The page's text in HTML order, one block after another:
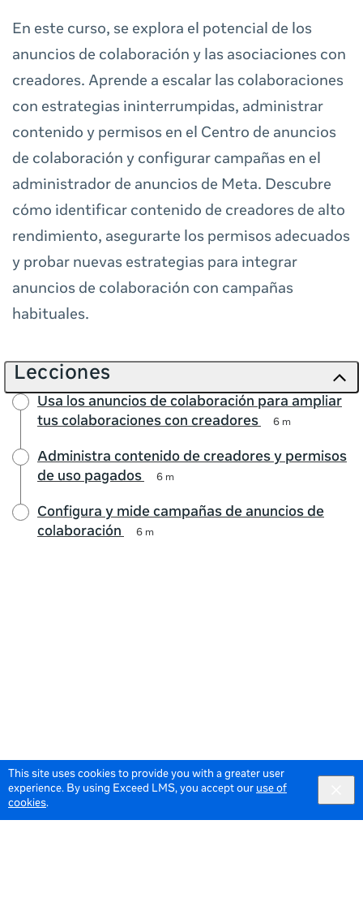
This site uses cookies to provide you with a greater user
experience. By using Exceed LMS, you accept our use of
cookies.
En este curso, se explora el potencial de los
anuncios de colaboración y las asociaciones con
creadores. Aprende a escalar las colaboraciones
con estrategias ininterrumpidas, administrar
contenido y permisos en el Centro de anuncios
de colaboración y configurar campañas en el
administrador de anuncios de Meta. Descubre
cómo identificar contenido de creadores de alto
rendimiento, asegurarte los permisos adecuados
y probar nuevas estrategias para integrar
anuncios de colaboración con campañas
habituales.
Lecciones
Usa los anuncios de colaboración para ampliar
tus colaboraciones con creadores
6 m
Administra contenido de creadores y permisos
de uso pagados
6 m
Configura y mide campañas de anuncios de
colaboración
6 m